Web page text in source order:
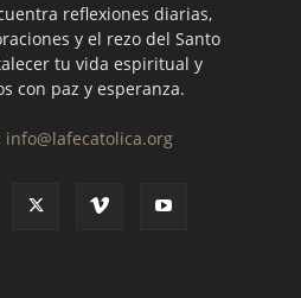
reflexiones diarias,
y el rezo del Santo
tu vida espiritual y
con paz y esperanza.
info@lafecatolica.org